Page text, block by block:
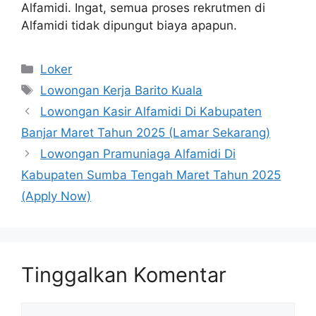
Alfamidi. Ingat, semua proses rekrutmen di
Alfamidi tidak dipungut biaya apapun.
Kategori
Loker
Tag
Lowongan Kerja Barito Kuala
Lowongan Kasir Alfamidi Di Kabupaten
Banjar Maret Tahun 2025 (Lamar Sekarang)
Lowongan Pramuniaga Alfamidi Di
Kabupaten Sumba Tengah Maret Tahun 2025
(Apply Now)
Tinggalkan Komentar